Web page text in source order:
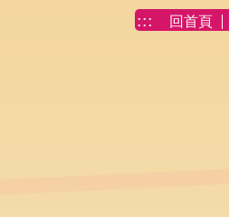
::: 回首頁